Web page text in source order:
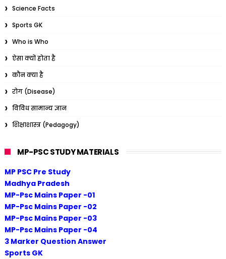
Science Facts
Sports GK
Who is Who
ऐसा क्यों होता है
कौन क्या है
रोग (Disease)
विविध सामान्य ज्ञान
शिक्षाशास्त्र (Pedagogy)
MP-PSC STUDY MATERIALS
MP PSC Pre Study
Madhya Pradesh
MP-Psc Mains Paper -01
MP-Psc Mains Paper -02
MP-Psc Mains Paper -03
MP-Psc Mains Paper -04
3 Marker Question Answer
Sports GK